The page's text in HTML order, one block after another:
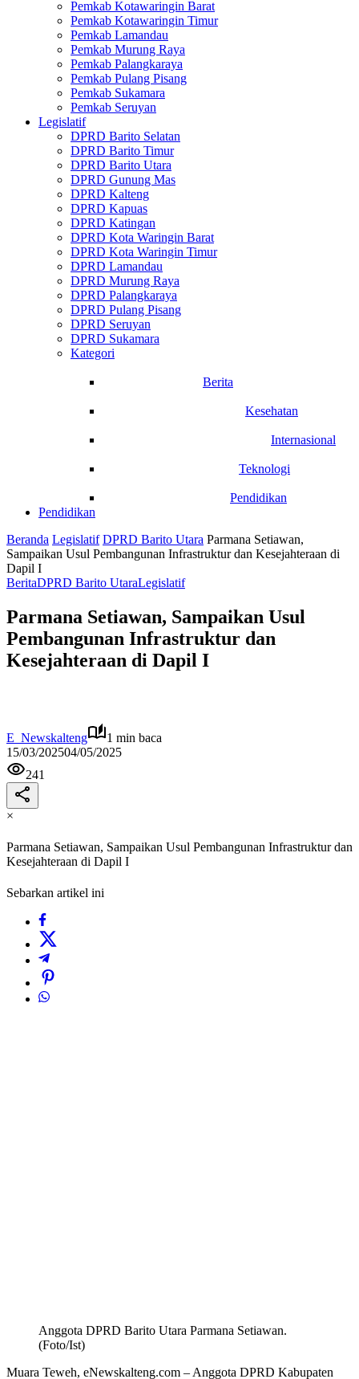
Pemkab Kotawaringin Barat
Pemkab Kotawaringin Timur
Pemkab Lamandau
Pemkab Murung Raya
Pemkab Palangkaraya
Pemkab Pulang Pisang
Pemkab Sukamara
Pemkab Seruyan
Legislatif
DPRD Barito Selatan
DPRD Barito Timur
DPRD Barito Utara
DPRD Gunung Mas
DPRD Kalteng
DPRD Kapuas
DPRD Katingan
DPRD Kota Waringin Barat
DPRD Kota Waringin Timur
DPRD Lamandau
DPRD Murung Raya
DPRD Palangkaraya
DPRD Pulang Pisang
DPRD Seruyan
DPRD Sukamara
Kategori
Berita
Kesehatan
Internasional
Teknologi
Pendidikan
Pendidikan
Beranda Legislatif DPRD Barito Utara Parmana Setiawan,
Sampaikan Usul Pembangunan Infrastruktur dan Kesejahteraan di
Dapil I
BeritaDPRD Barito UtaraLegislatif
Parmana Setiawan, Sampaikan Usul
Pembangunan Infrastruktur dan
Kesejahteraan di Dapil I
E_Newskalteng
1 min baca
15/03/202504/05/2025
241
×
Parmana Setiawan, Sampaikan Usul Pembangunan Infrastruktur dan
Kesejahteraan di Dapil I
Sebarkan artikel ini
Anggota DPRD Barito Utara Parmana Setiawan.
(Foto/Ist)
Muara Teweh, eNewskalteng.com – Anggota DPRD Kabupaten